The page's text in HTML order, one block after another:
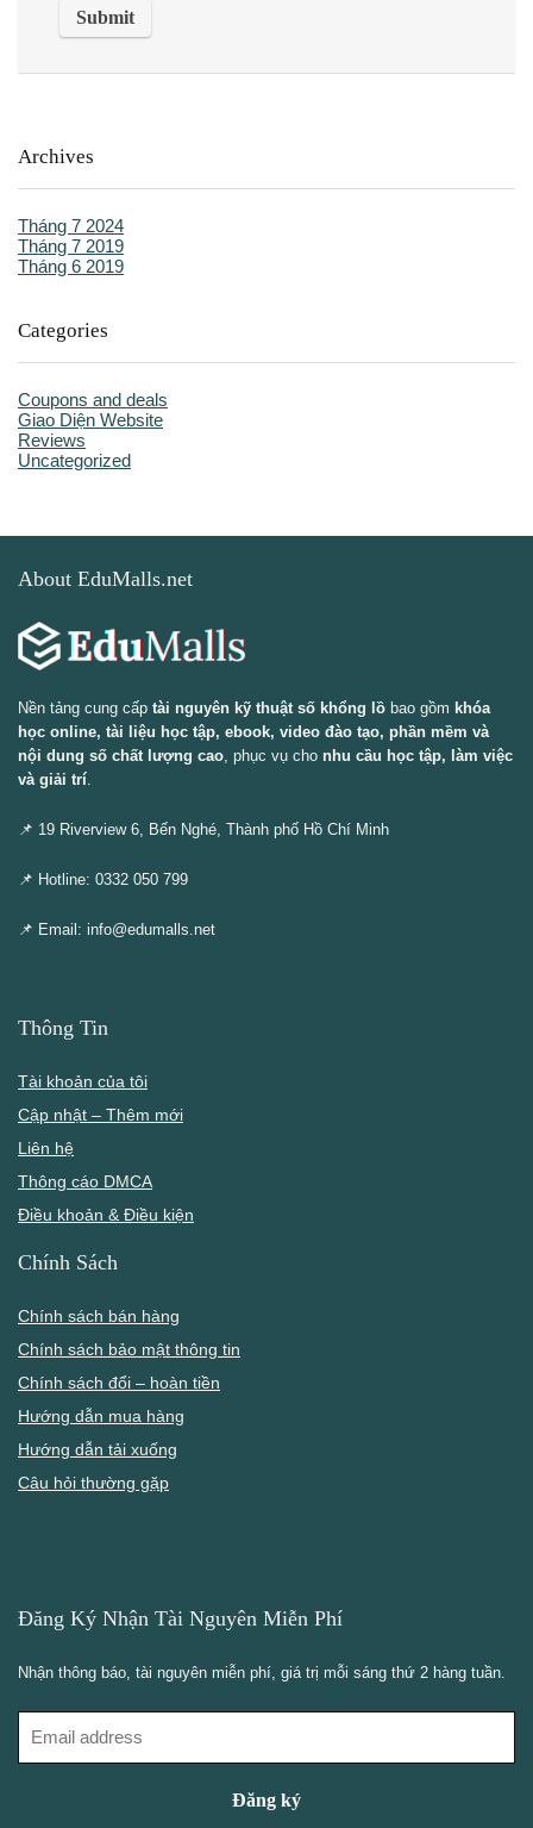
Archives
Tháng 7 2024
Tháng 7 2019
Tháng 6 2019
Categories
Coupons and deals
Giao Diện Website
Reviews
Uncategorized
About EduMalls.net
Nền tảng cung cấp tài nguyên kỹ thuật số khổng lồ bao gồm khóa
học online, tài liệu học tập, ebook, video đào tạo, phần mềm và
nội dung số chất lượng cao, phục vụ cho nhu cầu học tập, làm việc
và giải trí.
📌 19 Riverview 6, Bến Nghé, Thành phố Hồ Chí Minh
📌 Hotline: 0332 050 799
📌 Email: info@edumalls.net
Thông Tin
Tài khoản của tôi
Cập nhật – Thêm mới
Liên hệ
Thông cáo DMCA
Điều khoản & Điều kiện
Chính Sách
Chính sách bán hàng
Chính sách bảo mật thông tin
Chính sách đổi – hoàn tiền
Hướng dẫn mua hàng
Hướng dẫn tải xuống
Câu hỏi thường gặp
Đăng Ký Nhận Tài Nguyên Miễn Phí
Nhận thông báo, tài nguyên miễn phí, giá trị mỗi sáng thứ 2 hàng tuần.